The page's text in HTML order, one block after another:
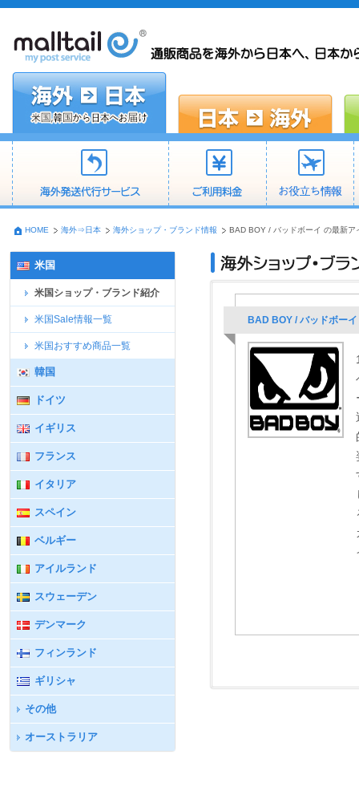
HOME 海外⇒日本 海外ショップ・ブランド情報 BAD BOY / バッドボーイ の最新ア
米国
米国ショップ・ブランド紹介
米国Sale情報一覧
米国おすすめ商品一覧
韓国
ドイツ
イギリス
フランス
イタリア
スペイン
ベルギー
アイルランド
スウェーデン
デンマーク
フィンランド
ギリシャ
その他
オーストラリア
BAD BOY / バッドボー